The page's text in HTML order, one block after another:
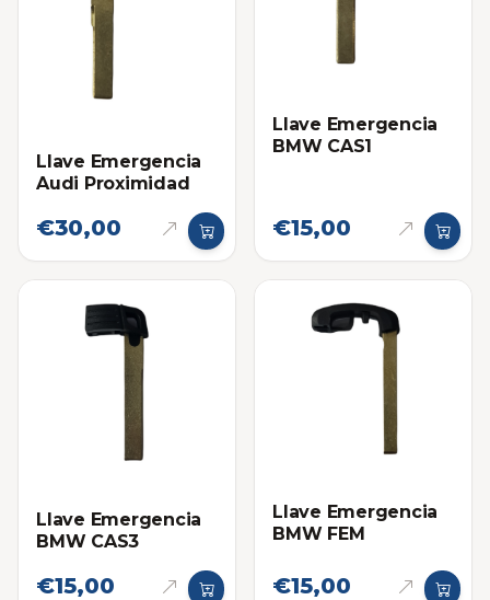
Llave Emergencia
Audi Proximidad
€30,00
Llave Emergencia
BMW CAS1
€15,00
Llave Emergencia
BMW CAS3
€15,00
Llave Emergencia
BMW FEM
€15,00